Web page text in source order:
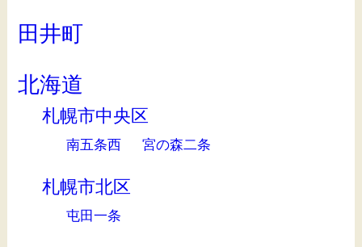
田井町
北海道
札幌市中央区
南五条西 宮の森二条
札幌市北区
屯田一条